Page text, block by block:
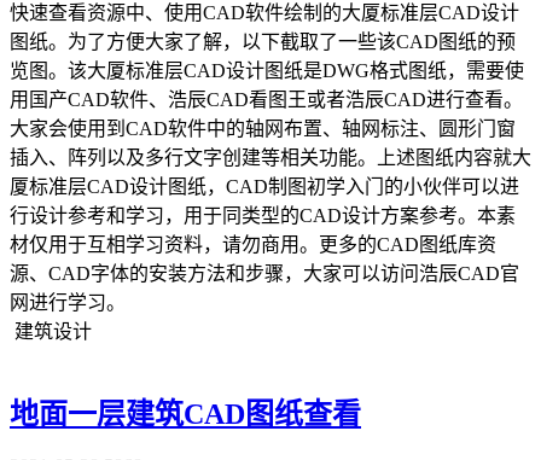
快速查看资源中、使用CAD软件绘制的大厦标准层CAD设计
图纸。为了方便大家了解，以下截取了一些该CAD图纸的预
览图。该大厦标准层CAD设计图纸是DWG格式图纸，需要使
用国产CAD软件、浩辰CAD看图王或者浩辰CAD进行查看。
大家会使用到CAD软件中的轴网布置、轴网标注、圆形门窗
插入、阵列以及多行文字创建等相关功能。上述图纸内容就大
厦标准层CAD设计图纸，CAD制图初学入门的小伙伴可以进
行设计参考和学习，用于同类型的CAD设计方案参考。本素
材仅用于互相学习资料，请勿商用。更多的CAD图纸库资
源、CAD字体的安装方法和步骤，大家可以访问浩辰CAD官
网进行学习。
建筑设计
地面一层建筑CAD图纸​查看